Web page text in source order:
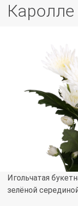
Каролле
Игольчатая
зелёной